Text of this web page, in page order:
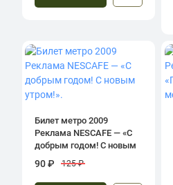
Билет метро 2009
Реклама NESCAFE — «С
добрым годом! С новым
90 ₽ 125 ₽